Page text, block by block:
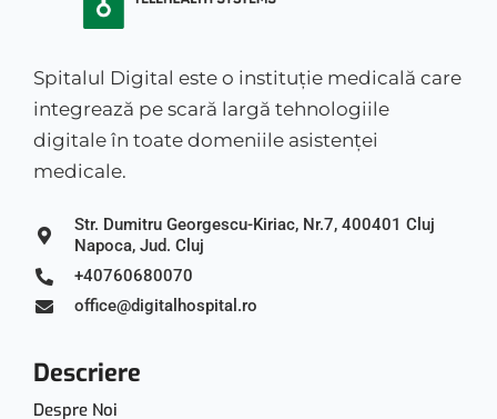
Spitalul Digital este o instituție medicală care
integrează pe scară largă tehnologiile
digitale în toate domeniile asistenței
medicale.
Str. Dumitru Georgescu-Kiriac, Nr.7, 400401 Cluj
Napoca, Jud. Cluj
+40760680070
office@digitalhospital.ro
Descriere
Despre Noi